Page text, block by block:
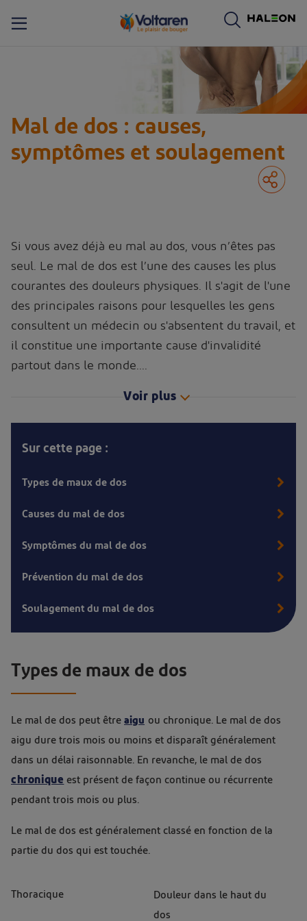
Logo de Voltaren. En cliquant sur le logo de Voltaren, vous serez dirigé vers la page d’accueil de Voltaren.
Mal de dos : causes,
symptômes et soulagement
Si vous avez déjà eu mal au dos, vous n’êtes pas
seul. Le mal de dos est l’une des causes les plus
courantes des douleurs physiques. Il s'agit de l'une
des principales raisons pour lesquelles les gens
consultent un médecin ou s'absentent du travail, et
il constitue une importante cause d'invalidité
partout dans le monde....
Voir plus
Sur cette page :
Types de maux de dos
Causes du mal de dos
Symptômes du mal de dos
Prévention du mal de dos
Soulagement du mal de dos
Types de maux de dos
Le mal de dos peut être aigu ou chronique. Le mal de dos
aigu dure trois mois ou moins et disparaît généralement
dans un délai raisonnable. En revanche, le mal de dos
chronique est présent de façon continue ou récurrente
pendant trois mois ou plus.
Le mal de dos est généralement classé en fonction de la
partie du dos qui est touchée.
Thoracique
Douleur dans le haut du
dos